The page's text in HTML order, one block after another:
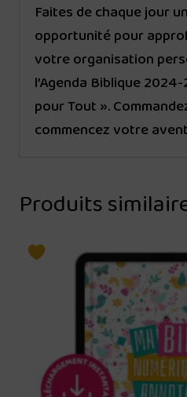
Faites de chaque jour
opportunité pour
votre organisation
l’Agenda Biblique
pour Tout ».
commencez votre
Produits